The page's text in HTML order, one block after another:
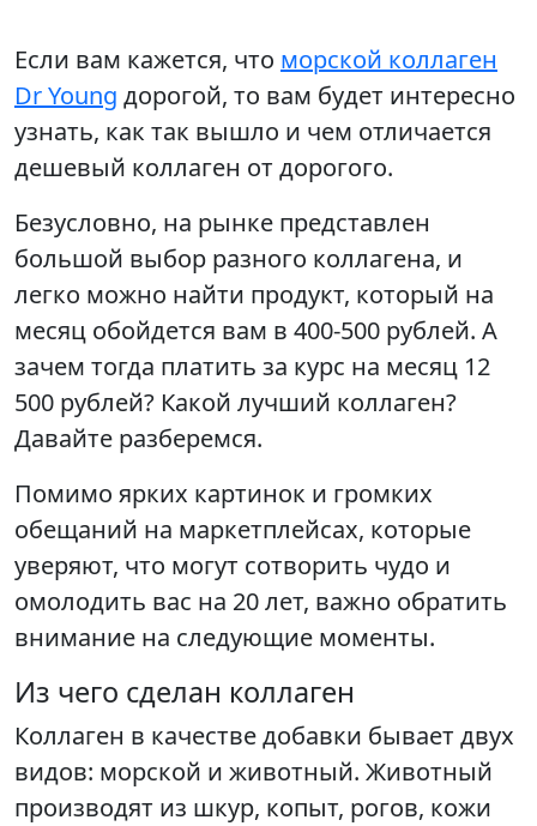
Если вам кажется, что морской коллаген
Dr Young дорогой, то вам будет интересно
узнать, как так вышло и чем отличается
дешевый коллаген от дорогого.
Безусловно, на рынке представлен
большой выбор разного коллагена, и
легко можно найти продукт, который на
месяц обойдется вам в 400-500 рублей. А
зачем тогда платить за курс на месяц 12
500 рублей? Какой лучший коллаген?
Давайте разберемся.
Помимо ярких картинок и громких
обещаний на маркетплейсах, которые
уверяют, что могут сотворить чудо и
омолодить вас на 20 лет, важно обратить
внимание на следующие моменты.
Из чего сделан коллаген
Коллаген в качестве добавки бывает двух
видов: морской и животный. Животный
производят из шкур, копыт, рогов, кожи